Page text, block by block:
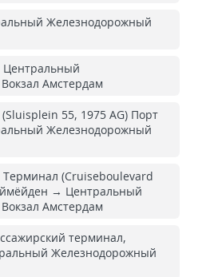
Железнодорожный
Центральный
Амстердам
55, 1975 AG) Порт
Железнодорожный
(Cruiseboulevard
→ Центральный
Амстердам
терминал,
Железнодорожный